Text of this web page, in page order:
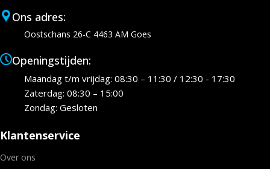
Ons adres:
Oostschans 26-C 4463 AM Goes
Openingstijden:
Maandag t/m vrijdag: 08:30 – 11:30 / 12:30 - 17:30
Zaterdag: 08:30 – 15:00
Zondag: Gesloten
Klantenservice
Over ons